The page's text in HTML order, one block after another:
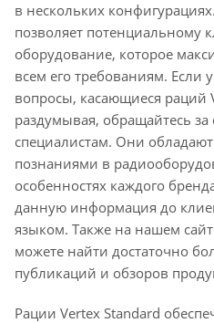
в нескольких
позволяет потенциальному
оборудование, которое
всем его требованиям. Если
вопросы, касающиеся раций
раздумывая, обращайтесь
специалистам. Они
познаниями в
особенностях каждого
данную информация до
языком. Также на нашем
можете найти достаточно
публикаций и обзоров
Рации Vertex Standard